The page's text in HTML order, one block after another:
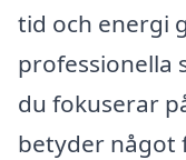
tid och energi
professionella
du fokuserar
betyder något